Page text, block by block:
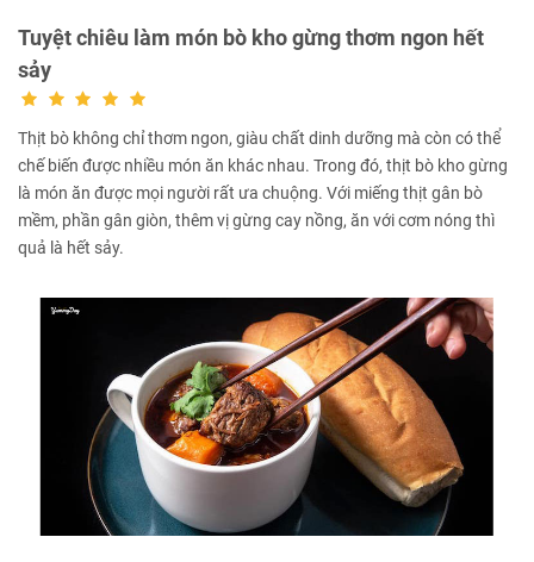
Tuyệt chiêu làm món bò kho gừng thơm ngon hết
sảy
Thịt bò không chỉ thơm ngon, giàu chất dinh dưỡng mà còn có thể
chế biến được nhiều món ăn khác nhau. Trong đó, thịt bò kho gừng
là món ăn được mọi người rất ưa chuộng. Với miếng thịt gân bò
mềm, phần gân giòn, thêm vị gừng cay nồng, ăn với cơm nóng thì
quả là hết sảy.